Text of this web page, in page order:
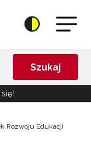
Szukaj
Rozwoju Edukacji